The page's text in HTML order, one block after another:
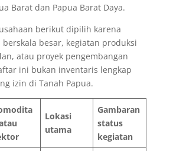
Barat dan Papua Barat Daya.
berikut dipilih karena
besar, kegiatan produksi
atau proyek pengembangan
ini bukan inventaris lengkap
izin di Tanah Papua.
Lokasi
utama
Gambaran
status
kegiatan